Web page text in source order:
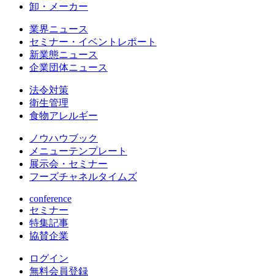
卸・メーカー
業界ニュース
セミナー・イベントレポート
新業態ニュース
企業団体ニュース
法令対策
衛生管理
食物アレルギー
ノウハウブック
メニューテンプレート
展示会・セミナー
フーズチャネルタイムズ
conference
セミナー
特集記事
協賛企業
ログイン
無料会員登録